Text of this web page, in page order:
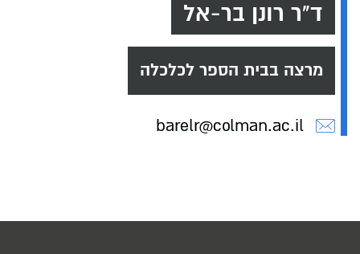
ד"ר רונן בר-אל
מרצה בבית הספר לכלכלה
barelr@colman.ac.il